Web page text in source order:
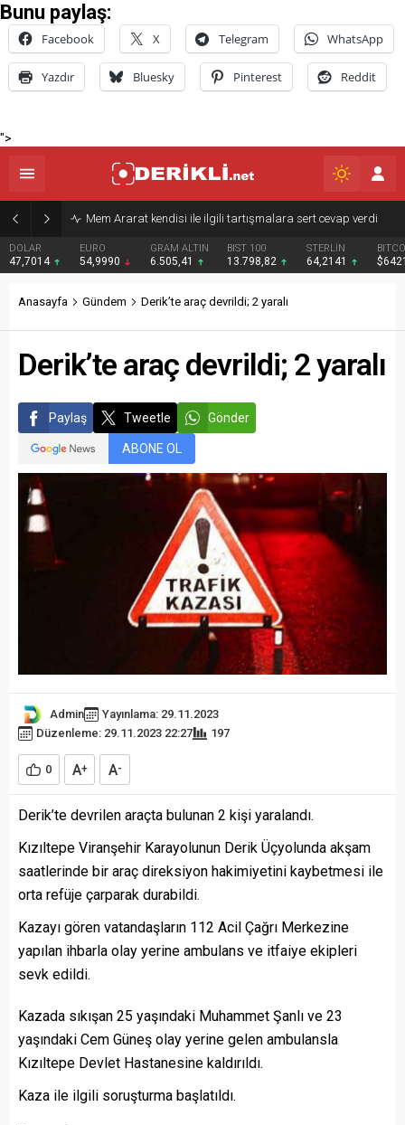
Bunu paylaş:
Facebook X Telegram WhatsApp
Yazdır Bluesky Pinterest Reddit
">
EURO
54,9990
GRAM ALTIN
6.505,41
BIST 100
13.798,82
STERLİN
64,2141
BITCOIN
$64217
BNB
Anasayfa Gündem Derik’te araç devrildi; 2 yaralı
Derik’te araç devrildi; 2 yaralı
Paylaş Tweetle Gönder
ABONE OL
Admin
Yayınlama: 29.11.2023
Düzenleme: 29.11.2023 22:27
197
0 A+ A-
Derik’te devrilen araçta bulunan 2 kişi yaralandı.
Kızıltepe Viranşehir Karayolunun Derik Üçyolunda akşam
saatlerinde bir araç direksiyon hakimiyetini kaybetmesi ile
orta refüje çarparak durabildi.
Kazayı gören vatandaşların 112 Acil Çağrı Merkezine
yapılan ihbarla olay yerine ambulans ve itfaiye ekipleri
sevk edildi.
Kazada sıkışan 25 yaşındaki Muhammet Şanlı ve 23
yaşındaki Cem Güneş olay yerine gelen ambulansla
Kızıltepe Devlet Hastanesine kaldırıldı.
Kaza ile ilgili soruşturma başlatıldı.